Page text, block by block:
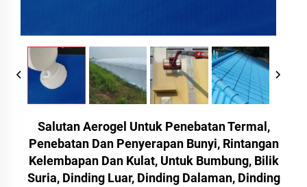
Salutan Aerogel Untuk Penebatan Termal,
Penebatan Dan Penyerapan Bunyi, Rintangan
Kelembapan Dan Kulat, Untuk Bumbung, Bilik
Suria, Dinding Luar, Dinding Dalaman, Dinding